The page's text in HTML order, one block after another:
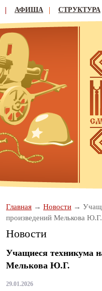
АФИША СТРУКТУРА
Главная Новости
произведений Мелькова Ю.Г.
Новости
Учащиеся техникума
Мелькова Ю.Г.
29.01.2026